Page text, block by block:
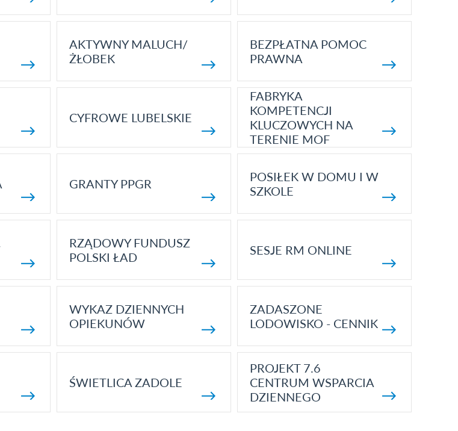
AKTYWNY MALUCH/
ŻŁOBEK
BEZPŁATNA POMOC
PRAWNA
CYFROWE LUBELSKIE
FABRYKA
KOMPETENCJI
KLUCZOWYCH NA
TERENIE MOF
GRANTY PPGR
POSIŁEK W DOMU I W
SZKOLE
RZĄDOWY FUNDUSZ
POLSKI ŁAD
SESJE RM ONLINE
WYKAZ DZIENNYCH
OPIEKUNÓW
ZADASZONE
LODOWISKO - CENNIK
ŚWIETLICA ZADOLE
PROJEKT 7.6
CENTRUM WSPARCIA
DZIENNEGO